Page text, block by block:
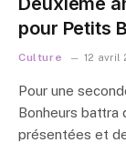
pour Petits
Culture 12 avril
Pour une
Bonheurs battra
présentées et